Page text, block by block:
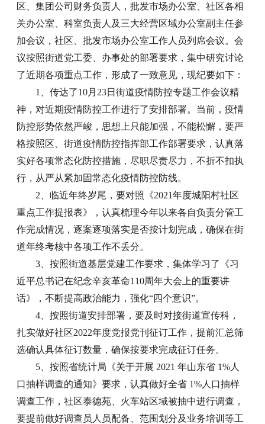
区、集团公司财务负责人，批发市场办公室、社区各相
关办公室、科室负责人及三大经营区域办公室副主任参
加会议，社区、批发市场办公室工作人员列席会议。会
议按照街道党工委、办事处的部署要求，集中研究讨论
了近期各项重点工作，形成了一致意见，现纪要如下：
1、传达了10月23日街道疫情防控专题工作会议精
神，对近期疫情防控工作进行了安排部署。当前，疫情
防控形势依然严峻，思想上只能加强，不能松懈，要严
格按照区、街道疫情防控指挥部工作部署要求，认真落
实好各项常态化防控措施，尽职尽责尽力，不折不扣执
行，从严从紧加固常态化疫情防控防线。
2、临近年终岁尾，要对照《2021年度城阳村社区
重点工作提报表》，认真梳理今年以来各自负责分管工
作完成情况，逐案逐项落实是否按计划完成，确保在街
道年终考核中各项工作不丢分。
3、按照街道基层党建工作要求，集体学习了《习
近平总书记在纪念辛亥革命110周年大会上的重要讲
话》，不断提高政治能力，强化“四个意识”。
4、按照街道安排部署，要及时对接街道宣传科，
扎实做好社区2022年度党报党刊征订工作，提前汇总筛
选确认具体征订数量，确保按要求完成征订任务。
5、按照省统计局《关于开展 2021 年山东省 1%人
口抽样调查的通知》要求，认真做好全省 1%人口抽样
调查工作，社区泰德苑、火车站区域被抽中进行调查，
要提前做好调查员人员配备、范围划分及业务培训等工